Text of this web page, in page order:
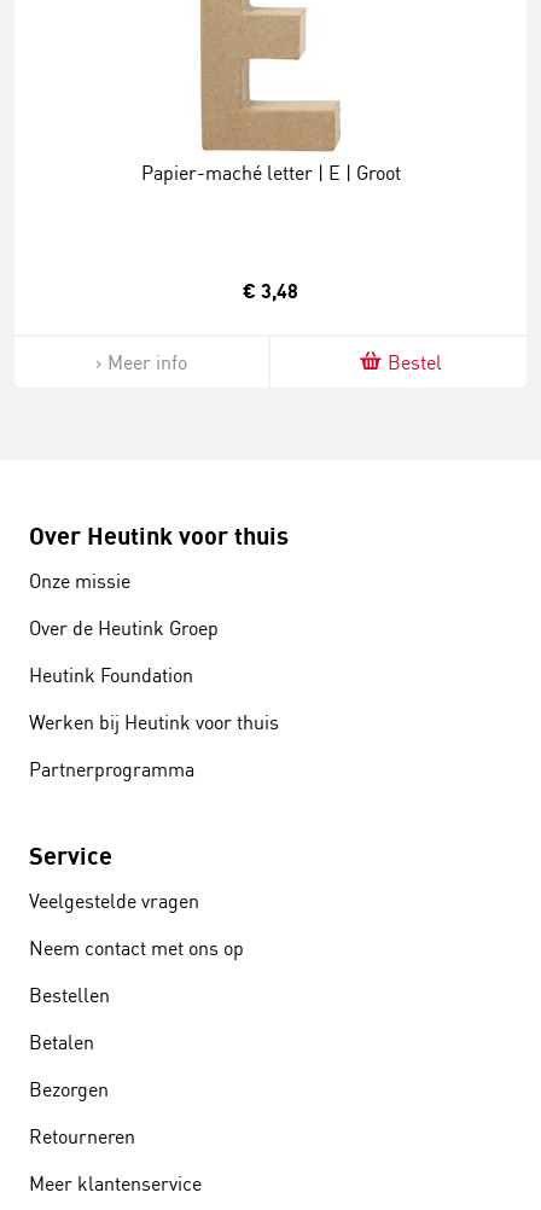
Papier-maché letter | E | Groot
€ 3,48
Meer info Bestel
Over Heutink voor thuis
Onze missie
Over de Heutink Groep
Heutink Foundation
Werken bij Heutink voor thuis
Partnerprogramma
Service
Veelgestelde vragen
Neem contact met ons op
Bestellen
Betalen
Bezorgen
Retourneren
Meer klantenservice